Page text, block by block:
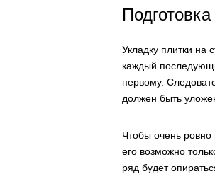
Укладку плитки на
каждый
первому.
должен быть
Чтобы очень ровно
его возможно
ряд будет